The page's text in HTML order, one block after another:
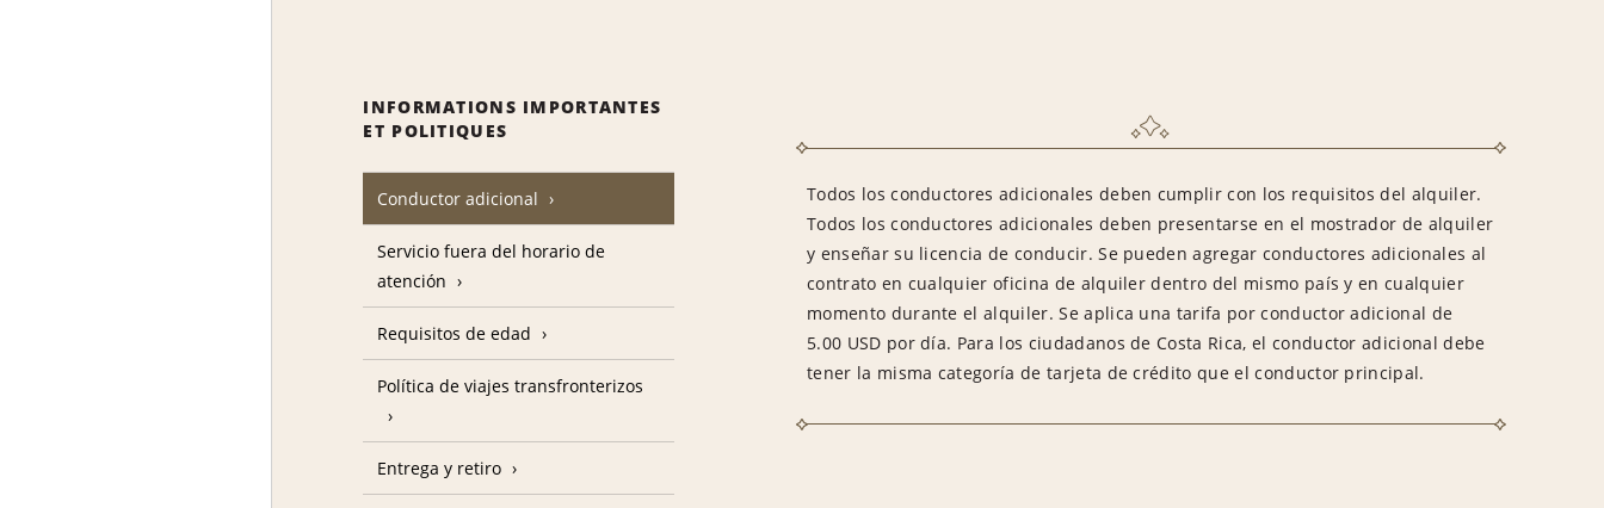
INFORMATIONS IMPORTANTES
ET POLITIQUES
Conductor adicional
Todos los conductores adicionales deben cumplir con los requisitos del alquiler.
Todos los conductores adicionales deben presentarse en el mostrador de alquiler
y enseñar su licencia de conducir. Se pueden agregar conductores adicionales al
contrato en cualquier oficina de alquiler dentro del mismo país y en cualquier
momento durante el alquiler. Se aplica una tarifa por conductor adicional de
5.00 USD por día. Para los ciudadanos de Costa Rica, el conductor adicional debe
tener la misma categoría de tarjeta de crédito que el conductor principal.
Servicio fuera del horario de
atención
Requisitos de edad
Política de viajes transfronterizos
Entrega y retiro